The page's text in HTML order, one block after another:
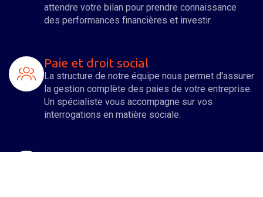
attendre votre bilan pour prendre connaissance
des performances financières et investir.
Paie et droit social
La structure de notre équipe nous permet d'assurer
la gestion complète des paies de votre entreprise.
Un spécialiste vous accompagne sur vos
interrogations en matière sociale.